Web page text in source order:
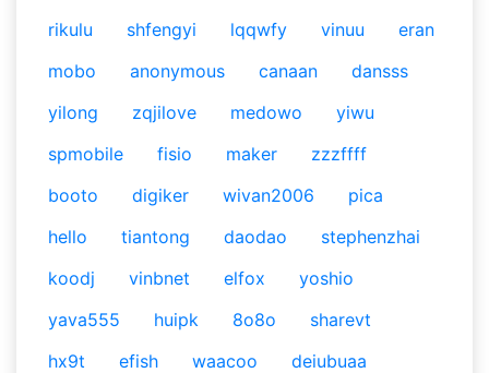
rikulu
shfengyi lqqwfy vinuu
eran
mobo
anonymous canaan
dansss
yilong
zqjilove medowo
yiwu
spmobile
fisio maker
zzzffff
booto
digiker wivan2006
pica
hello
tiantong daodao
stephenzhai
koodj
vinbnet elfox
yoshio
yava555
huipk 8o8o
sharevt
hx9t
efish waacoo
deiubuaa